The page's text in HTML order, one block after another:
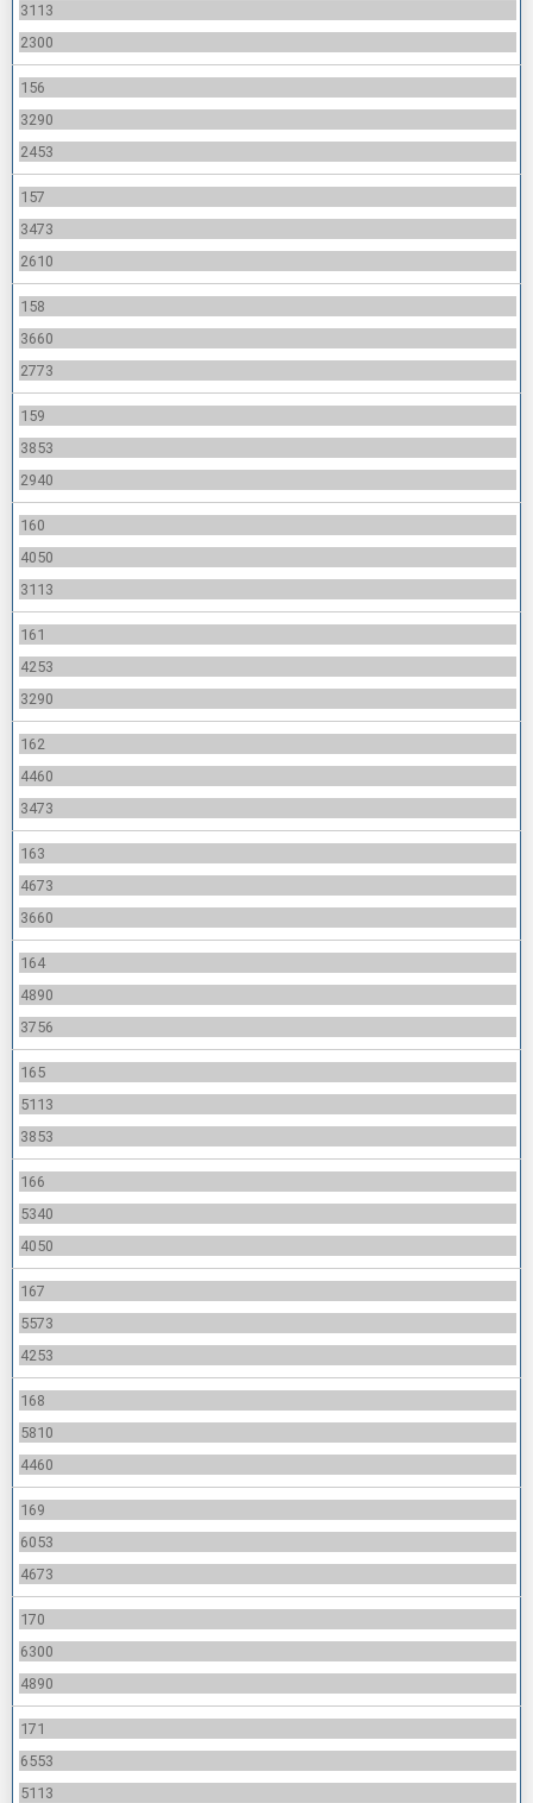
3113
2300
156
3290
2453
157
3473
2610
158
3660
2773
159
3853
2940
160
4050
3113
161
4253
3290
162
4460
3473
163
4673
3660
164
4890
3756
165
5113
3853
166
5340
4050
167
5573
4253
168
5810
4460
169
6053
4673
170
6300
4890
171
6553
5113